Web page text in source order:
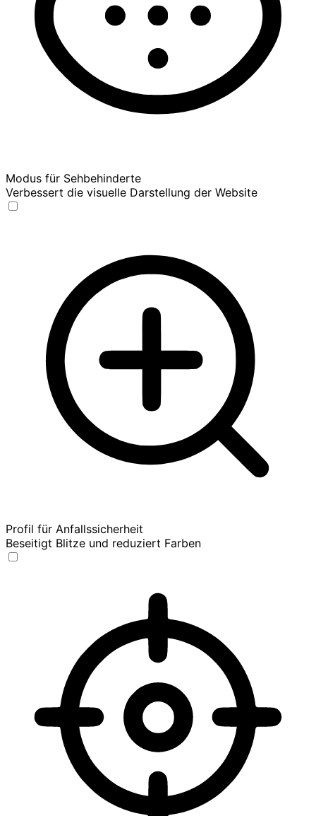
Modus für Sehbehinderte
Verbessert die visuelle Darstellung der Website
Profil für Anfallssicherheit
Beseitigt Blitze und reduziert Farben